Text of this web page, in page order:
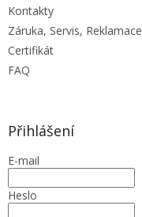
Kontakty
Záruka, Servis, Reklamace
Certifikát
FAQ
Přihlášení
E-mail
Heslo